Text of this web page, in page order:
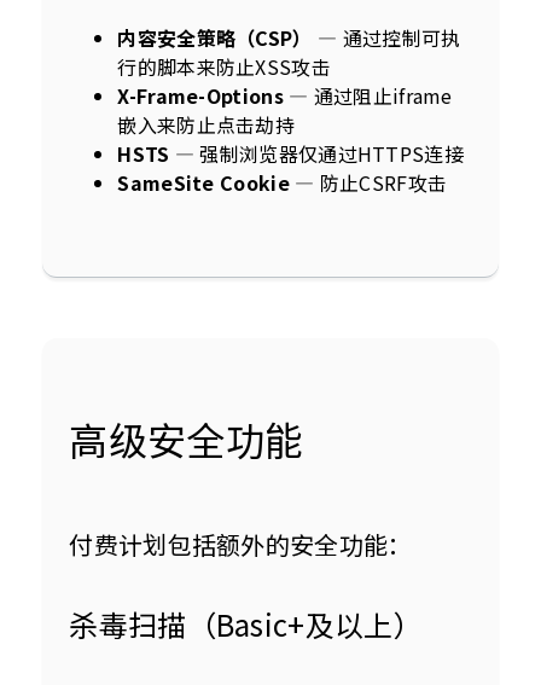
内容安全策略（CSP）
— 通过控制可执
行的脚本来防止XSS攻击
X-Frame-Options— 通过阻止iframe
嵌入来防止点击劫持
HSTS — 强制浏览器仅通过HTTPS连接
SameSite Cookie— 防止CSRF攻击
高级安全功能
付费计划包括额外的安全功能：
杀毒扫描（Basic+及以上）